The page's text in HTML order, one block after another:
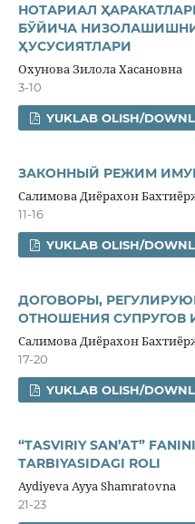
НОТАРИАЛ
БЎЙИЧА
ҲУСУСИЯТЛАРИ
Охунова Зилола Хасановна
3-10
YUKLAB OLISH/
ЗАКОННЫЙ РЕЖИМ
Салимова Диёрахон
11-16
YUKLAB OLISH/
ДОГОВОРЫ,
ОТНОШЕНИЯ СУПРУГОВ
Салимова Диёрахон
17-20
YUKLAB OLISH/
“TASVIRIY SAN’AT”
TARBIYASIDAGI ROLI
Aydiyeva Ayya Shamratovna
21-23